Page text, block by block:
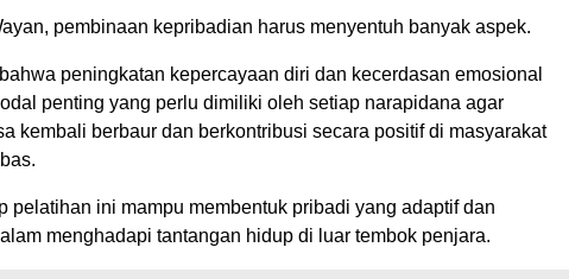
pembinaan kepribadian harus menyentuh banyak aspek.
peningkatan kepercayaan diri dan kecerdasan emosional
penting yang perlu dimiliki oleh setiap narapidana agar
kembali berbaur dan berkontribusi secara positif di masyarakat
pelatihan ini mampu membentuk pribadi yang adaptif dan
menghadapi tantangan hidup di luar tembok penjara.